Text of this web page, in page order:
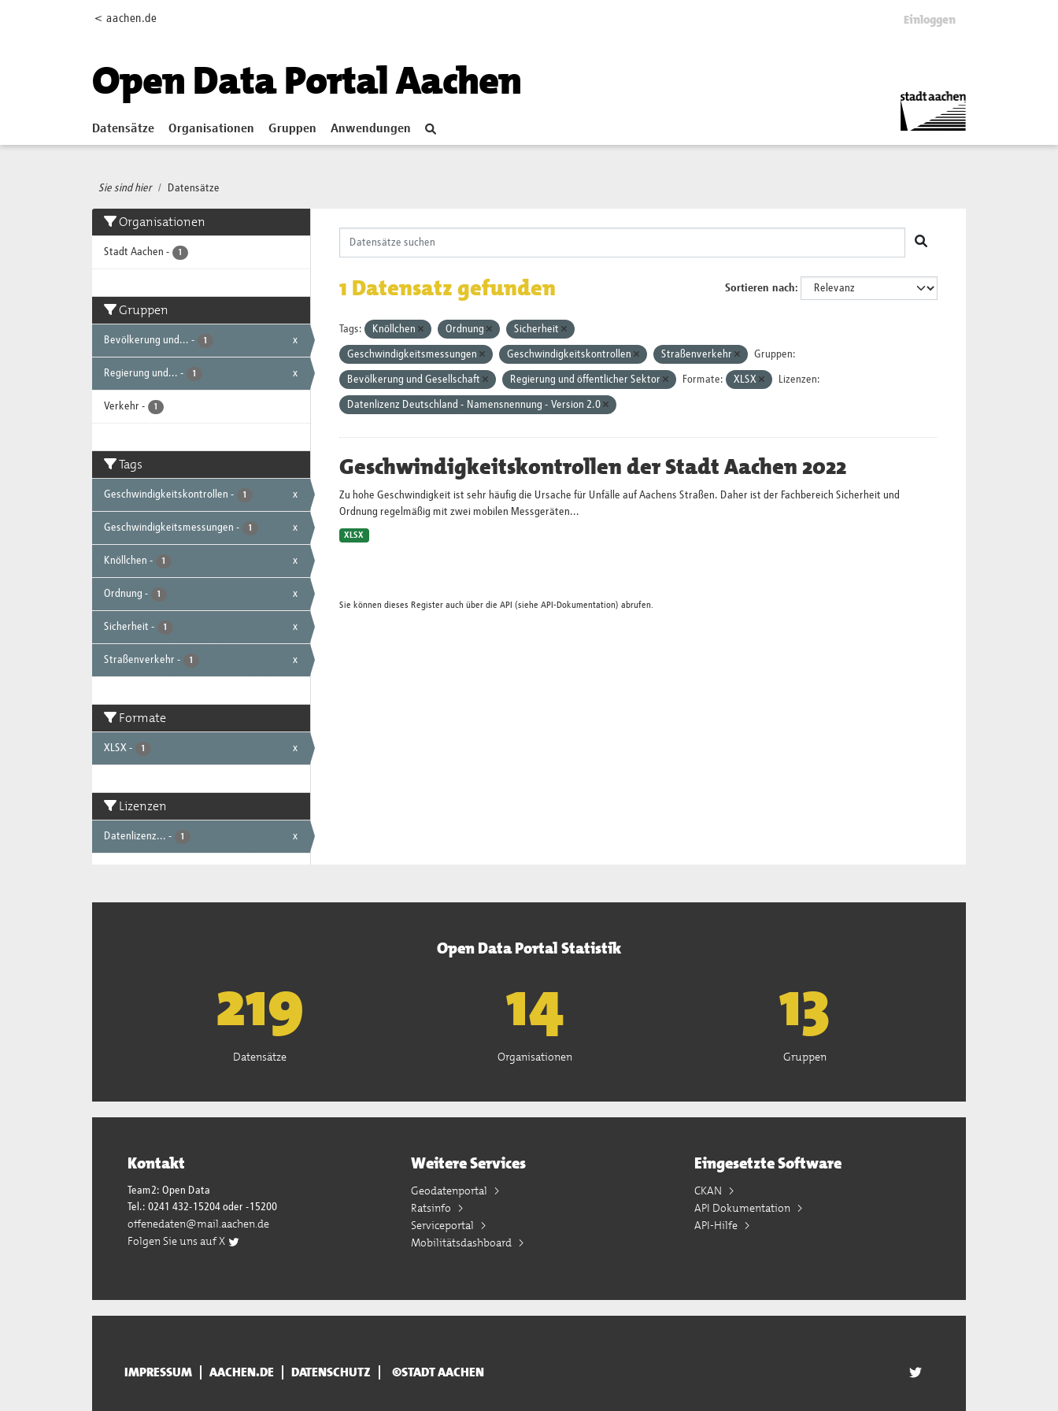
< aachen.de Einloggen
Open Data Portal Aachen
Datensätze Organisationen Gruppen Anwendungen
Sie sind hier Datensätze
Organisationen
Stadt Aachen - 1
Gruppen
Bevölkerung und... - 1 x
Regierung und... - 1 x
Verkehr - 1
Tags
Geschwindigkeitskontrollen - 1 x
Geschwindigkeitsmessungen - 1 x
Knöllchen - 1 x
Ordnung - 1 x
Sicherheit - 1 x
Straßenverkehr - 1 x
Formate
XLSX - 1 x
Lizenzen
Datenlizenz... - 1 x
Sortieren nach
1 Datensatz gefunden
Tags: Knöllchen Ordnung Sicherheit
Geschwindigkeitsmessungen Geschwindigkeitskontrollen Straßenverkehr Gruppen:
Bevölkerung und Gesellschaft Regierung und öffentlicher Sektor Formate: XLSX Lizenzen:
Datenlizenz Deutschland - Namensnennung - Version 2.0
Geschwindigkeitskontrollen der Stadt Aachen 2022
Zu hohe Geschwindigkeit ist sehr häufig die Ursache für Unfälle auf Aachens Straßen. Daher ist der Fachbereich Sicherheit und
Ordnung regelmäßig mit zwei mobilen Messgeräten...
XLSX
Sie können dieses Register auch über die API (siehe API-Dokumentation) abrufen.
Open Data Portal Statistik
222
Datensätze
15
Organisationen
13
Gruppen
Kontakt
Team2: Open Data
Tel.: 0241 432-15204 oder -15200
offenedaten@mail.aachen.de
Folgen Sie uns auf X
Weitere Services
Geodatenportal
Ratsinfo
Serviceportal
Mobilitätsdashboard
Eingesetzte Software
CKAN
API Dokumentation
API-Hilfe
IMPRESSUM AACHEN.DE DATENSCHUTZ ©STADT AACHEN